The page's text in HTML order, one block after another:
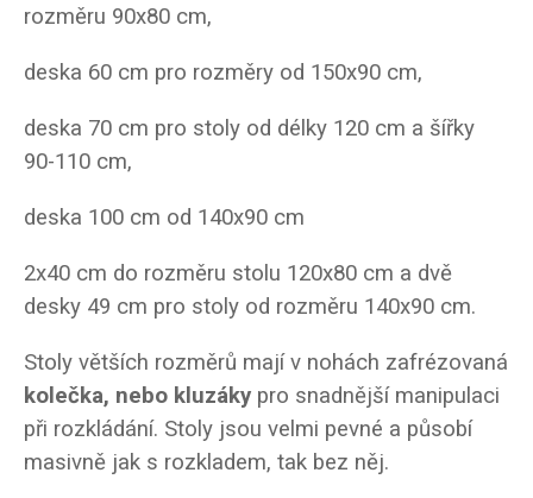
rozměru 90x80 cm,
deska 60 cm pro rozměry od 150x90 cm,
deska 70 cm pro stoly od délky 120 cm a šířky
90-110 cm,
deska 100 cm od 140x90 cm
2x40 cm do rozměru stolu 120x80 cm a dvě
desky 49 cm pro stoly od rozměru 140x90 cm.
Stoly větších rozměrů mají v nohách zafrézovaná
kolečka, nebo kluzáky pro snadnější manipulaci
při rozkládání. Stoly jsou velmi pevné a působí
masivně jak s rozkladem, tak bez něj.